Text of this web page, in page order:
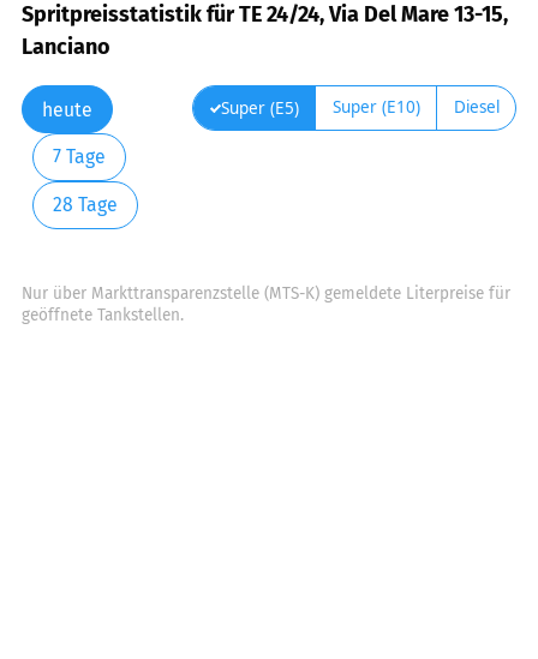
Spritpreisstatistik für TE 24/24, Via Del Mare 13-15,
Lanciano
heute
7 Tage
28 Tage
Super (E5) Super (E10) Diesel
Nur über Markttransparenzstelle (MTS-K) gemeldete Literpreise für
geöffnete Tankstellen.